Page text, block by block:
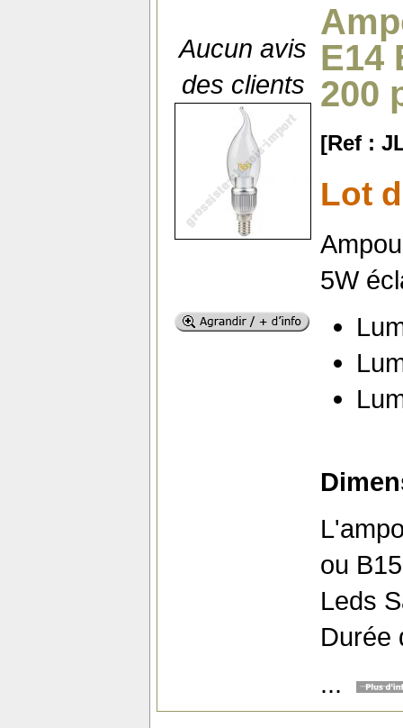
Aucun avis
des clients
E14
200
[Ref :
Lot
5W
ou
Leds
Durée
...